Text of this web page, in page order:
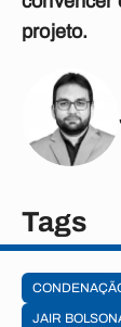
projeto.
Tags
JAIR